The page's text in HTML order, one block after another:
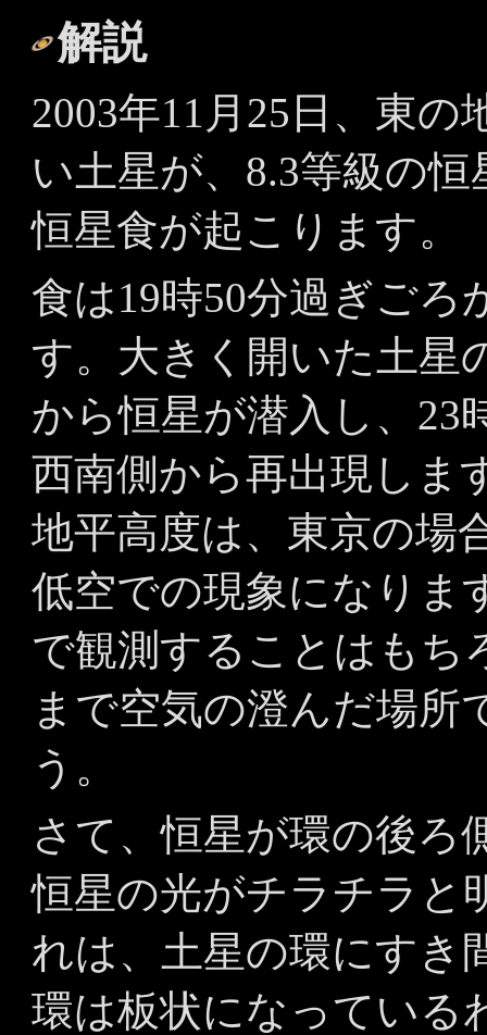
解説
2003年11月25日、東
い土星が、8.3等級の
恒星食が起こります。
食は19時50分過ぎごろ
す。大きく開いた土星
から恒星が潜入し、23
西南側から再出現しま
地平高度は、東京の場
低空での現象になりま
で観測することはもち
まで空気の澄んだ場所
う。
さて、恒星が環の後ろ
恒星の光がチラチラと
れは、土星の環にすき
環は板状になっている